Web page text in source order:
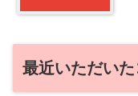
最近いただいた